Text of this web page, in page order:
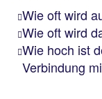
Wie oft wird
Wie oft wird
Wie hoch ist
Verbindung